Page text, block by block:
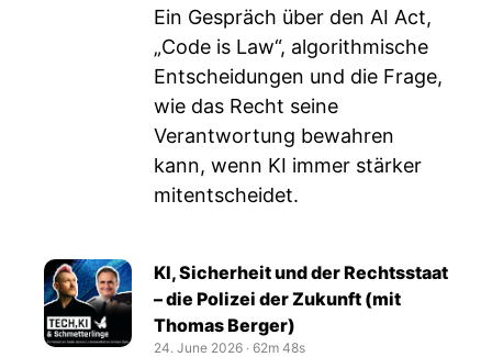
Ein Gespräch über den AI Act,
„Code is Law“, algorithmische
Entscheidungen und die Frage,
wie das Recht seine
Verantwortung bewahren
kann, wenn KI immer stärker
mitentscheidet.
KI, Sicherheit und der Rechtsstaat
– die Polizei der Zukunft (mit
Thomas Berger)
24. June 2026 ‧ 62m 48s